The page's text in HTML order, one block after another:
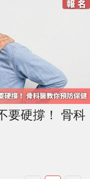
要硬撐！ 骨科